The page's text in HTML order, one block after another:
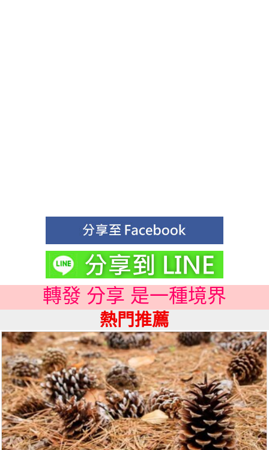
轉發 分享 是一種境界
熱門推薦